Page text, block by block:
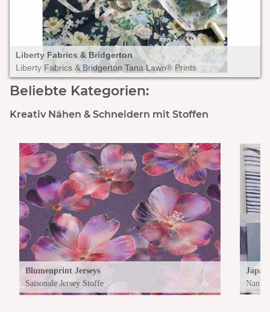
Liberty Fabrics & Bridgerton
Liberty Fabrics & Bridgerton Tana Lawn® Prints
Beliebte Kategorien:
Kreativ Nähen & Schneidern mit Stoffen
Blumenprint Jerseys
Saisonale Jersey Stoffe
Nani